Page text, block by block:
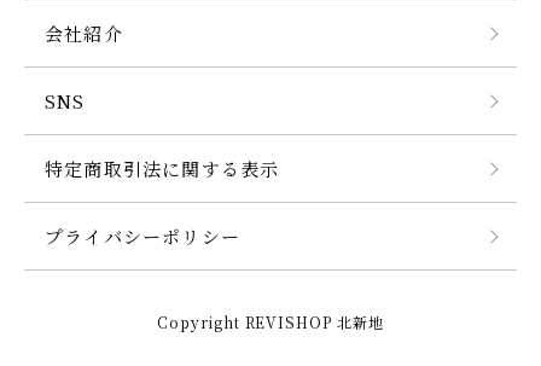
会社紹介
SNS
特定商取引法に関する表示
プライバシーポリシー
Copyright REVISHOP 北新地